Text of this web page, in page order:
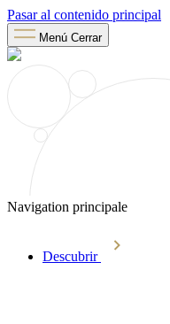
Pasar al contenido principal
Menú Cerrar
Navigation principale
Descubrir